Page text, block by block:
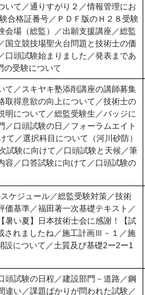
いて／通りすがり２／情報管理にお
合格証番号／ＰＤＦ版のＨ２８受験
会場（総監）／出願支援講座／総監
国立競技場聖火台問題と技術士の価
口頭試験始まりました／発表まであ
の受験について
て／スキヤキ塾添削講座の講師募集
取得意欲の向上について／技術士の
明について／総監受験生／バッジに
口頭試験の日／フォーラムエイト
／選択科目について（河川砂防）
試験に向けて／口頭試験と天候／筆
／口答試験に向けて／口頭試験の
ケジュール／総監受験対策／技術
基準／福田著一次基礎テキスト／
暑い夏】日本技術士会に感謝！【試
されましたね／施工計画Ⅲ－１／施
について／土質及び基礎2ー2ー1
試験の日程／建設部門－道路／鋼
違い／課題ばかりが問われた試験／